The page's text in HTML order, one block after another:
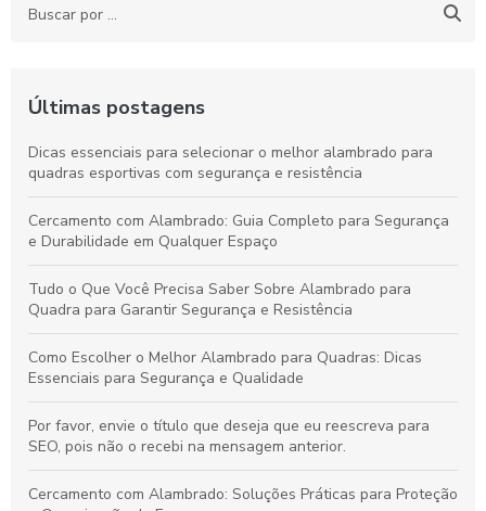
Últimas postagens
Dicas essenciais para selecionar o melhor alambrado para
quadras esportivas com segurança e resistência
Cercamento com Alambrado: Guia Completo para Segurança
e Durabilidade em Qualquer Espaço
Tudo o Que Você Precisa Saber Sobre Alambrado para
Quadra para Garantir Segurança e Resistência
Como Escolher o Melhor Alambrado para Quadras: Dicas
Essenciais para Segurança e Qualidade
Por favor, envie o título que deseja que eu reescreva para
SEO, pois não o recebi na mensagem anterior.
Cercamento com Alambrado: Soluções Práticas para Proteção